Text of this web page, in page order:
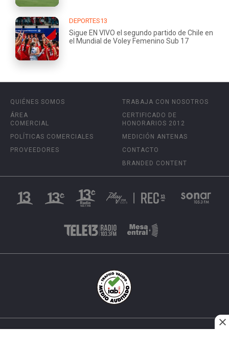
DEPORTES13
Sigue EN VIVO el segundo partido de Chile en
el Mundial de Voley Femenino Sub 17
QUIÉNES SOMOS
ÁREA
COMERCIAL
POLÍTICAS COMERCIALES
PROVEEDORES
TRABAJA CON NOSOTROS
CERTIFICADO DE
HONORARIOS 2012
MEDICIÓN ANTENAS
CONTACTO
BRANDED CONTENT